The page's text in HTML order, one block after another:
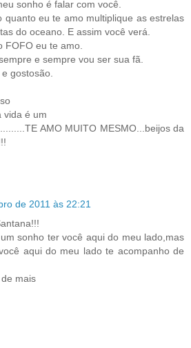
sonho é falar com você.
quanto eu te amo multiplique as estrelas
do oceano. E assim você verá.
FOFO eu te amo.
e sempre vou ser sua fã.
gostosão.
vida é um
AMO MUITO MESMO...beijos da
de 2011 às 22:21
sonho ter você aqui do meu lado,mas
aqui do meu lado te acompanho de
mais